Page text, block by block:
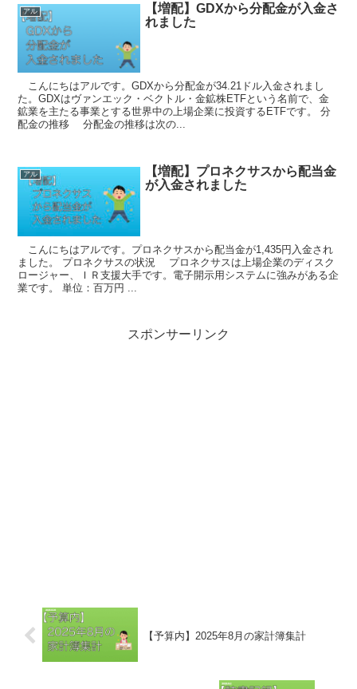
アル
【増配】GDXから分配金が入金さ
れました
こんにちはアルです。GDXから分配金が34.21ドル入金されまし
た。GDXはヴァンエック・ベクトル・金鉱株ETFという名前で、金
鉱業を主たる事業とする世界中の上場企業に投資するETFです。 分
配金の推移 分配金の推移は次の...
アル
【増配】プロネクサスから配当金
が入金されました
こんにちはアルです。プロネクサスから配当金が1,435円入金され
ました。 プロネクサスの状況 プロネクサスは上場企業のディスク
ロージャー、ＩＲ支援大手です。電子開示用システムに強みがある企
業です。 単位：百万円 ...
スポンサーリンク
【予算内】2025年8月の家計簿集計